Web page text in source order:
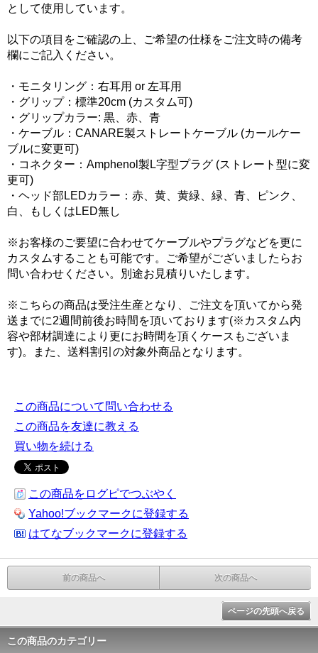
として使用しています。
以下の項目をご確認の上、ご希望の仕様をご注文時の備考
欄にご記入ください。
・モニタリング：右耳用 or 左耳用
・グリップ：標準20cm (カスタム可)
・グリップカラー: 黒、赤、青
・ケーブル：CANARE製ストレートケーブル (カールケー
ブルに変更可)
・コネクター：Amphenol製L字型プラグ (ストレート型に変
更可)
・ヘッド部LEDカラー：赤、黄、黄緑、緑、青、ピンク、
白、もしくはLED無し
※お客様のご要望に合わせてケーブルやプラグなどを更に
カスタムすることも可能です。ご希望がございましたらお
問い合わせください。別途お見積りいたします。
※こちらの商品は受注生産となり、ご注文を頂いてから発
送までに2週間前後お時間を頂いております(※カスタム内
容や部材調達により更にお時間を頂くケースもございま
す)。また、送料割引の対象外商品となります。
この商品について問い合わせる
この商品を友達に教える
買い物を続ける
この商品をログピでつぶやく
Yahoo!ブックマークに登録する
はてなブックマークに登録する
前の商品へ 次の商品へ
ページの先頭へ戻る
この商品のカテゴリー